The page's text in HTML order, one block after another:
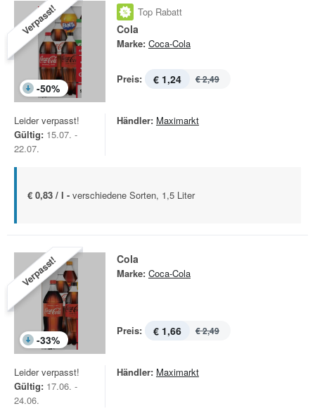
Verpasst!
-50%
Top Rabatt
Cola
Marke: Coca-Cola
Preis: € 1,24 € 2,49
Leider verpasst!
Gültig: 15.07. -
22.07.
Händler: Maximarkt
€ 0,83 / l - verschiedene Sorten, 1,5 Liter
Verpasst!
-33%
Cola
Marke: Coca-Cola
Preis: € 1,66 € 2,49
Leider verpasst!
Gültig: 17.06. -
24.06.
Händler: Maximarkt